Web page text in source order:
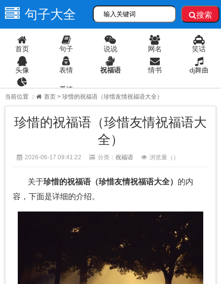
句子大全 搜索
首页 句子 说说 网名 笑话
头像 表情 祝福语 情书 dj舞曲
爱情
当前位置 ： 首页 > 珍惜的祝福语（珍惜友情祝福语大全）
珍惜的祝福语（珍惜友情祝福语大
全）
2026-06-17 09:41:22 分类： 祝福语 浏览量（ ）
关于珍惜的祝福语（珍惜友情祝福语大全） 的内
容，下面是详细的介绍。